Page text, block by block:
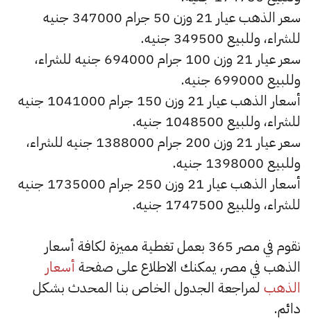
سعر الذهب عيار 21 وزن 50 جرام 347000 جنيه
للشراء، وللبيع 349500 جنيه.
سعر عيار 21 وزن 100 جرام 694000 جنيه للشراء،
وللبيع 699000 جنيه.
أسعار الذهب عيار 21 وزن 150 جرام 1041000 جنيه
للشراء، وللبيع 1048500 جنيه.
سعر عيار 21 وزن 200 جرام 1388000 جنيه للشراء،
وللبيع 1398000 جنيه.
أسعار الذهب عيار 21 وزن 250 جرام 1735000 جنيه
للشراء، وللبيع 1747500 جنيه.
نقوم في مصر 365 بعمل تغطية مميزة لكافة أسعار
الذهب في مصر، يمكنك الاطلاع على صفحة أسعار
الذهب لمراجعة الجدول الخاص بنا المحدث بشكل
دائم.